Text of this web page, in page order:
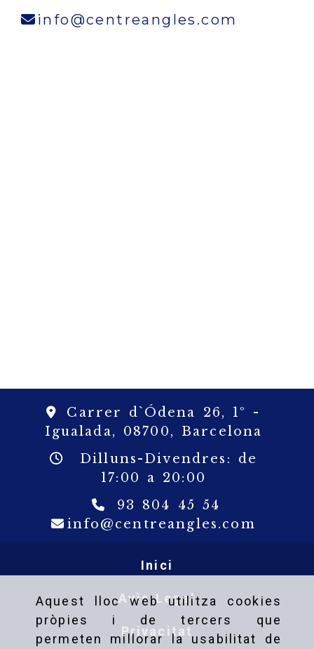
Aquest lloc web utilitza cookies
pròpies i de tercers que
permeten millorar la usabilitat de
info
centreangles.com
Carrer d`Ódena 26, 1º -
Igualada, 08700,Barcelona
Dilluns-Divendres: de
17:00 a 20:00
93 804 45 54
info
centreangles.com
Inici
Avìs Legal
Privacitat